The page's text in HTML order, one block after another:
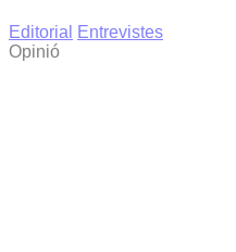
Editorial
Entrevistes
Opinió